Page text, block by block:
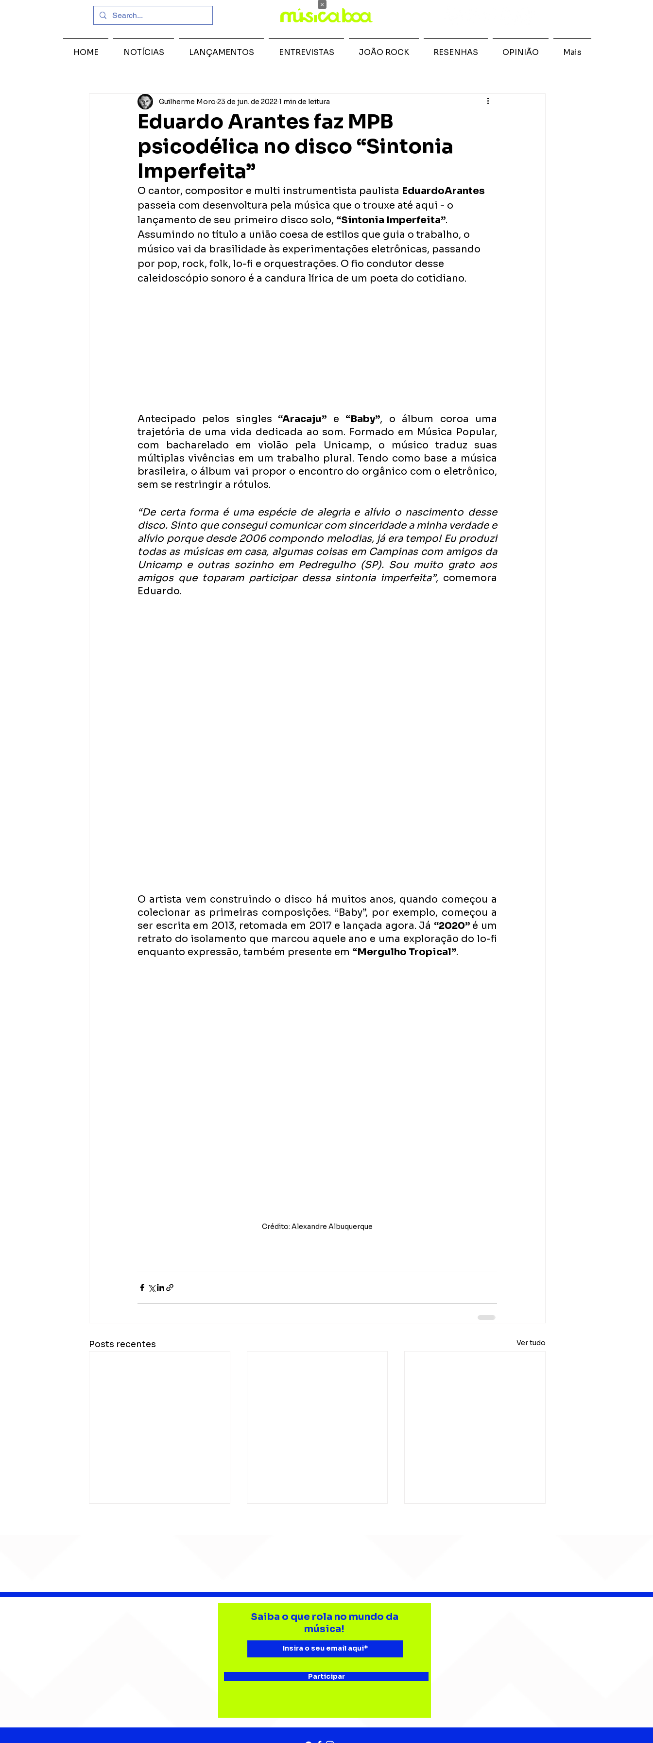
Eduardo Arantes faz MPB
psicodélica no disco “Sintonia
Imperfeita”
Guilherme Moro 23 de jun. de 2022 1 min de leitura
O cantor, compositor e multi instrumentista paulista EduardoArantes
passeia com desenvoltura pela música que o trouxe até aqui - o
lançamento de seu primeiro disco solo, “Sintonia Imperfeita”.
Assumindo no título a união coesa de estilos que guia o trabalho, o
músico vai da brasilidade às experimentações eletrônicas, passando
por pop, rock, folk, lo-fi e orquestrações. O fio condutor desse
caleidoscópio sonoro é a candura lírica de um poeta do cotidiano.
Antecipado pelos singles “Aracaju” e “Baby”, o álbum coroa uma
trajetória de uma vida dedicada ao som. Formado em Música Popular,
com bacharelado em violão pela Unicamp, o músico traduz suas
múltiplas vivências em um trabalho plural. Tendo como base a música
brasileira, o álbum vai propor o encontro do orgânico com o eletrônico,
sem se restringir a rótulos.
“De certa forma é uma espécie de alegria e alívio o nascimento desse
disco. Sinto que consegui comunicar com sinceridade a minha verdade e
alívio porque desde 2006 compondo melodias, já era tempo! Eu produzi
todas as músicas em casa, algumas coisas em Campinas com amigos da
Unicamp e outras sozinho em Pedregulho (SP). Sou muito grato aos
amigos que toparam participar dessa sintonia imperfeita”, comemora
Eduardo.
O artista vem construindo o disco há muitos anos, quando começou a
colecionar as primeiras composições. “Baby”, por exemplo, começou a
ser escrita em 2013, retomada em 2017 e lançada agora. Já “2020” é um
retrato do isolamento que marcou aquele ano e uma exploração do lo-fi
enquanto expressão, também presente em “Mergulho Tropical”.
Crédito: Alexandre Albuquerque
Posts recentes Ver tudo
AUMENTA O SOM!
Djonga reúne multidão e
representatividade do
rap no João Rock
Levinsk conquista
HOME NOTÍCIAS LANÇAMENTOS ENTREVISTAS JOÃO ROCK RESENHAS OPINIÃO Mais
Saiba o que rola no mundo da
música!
Participar
×